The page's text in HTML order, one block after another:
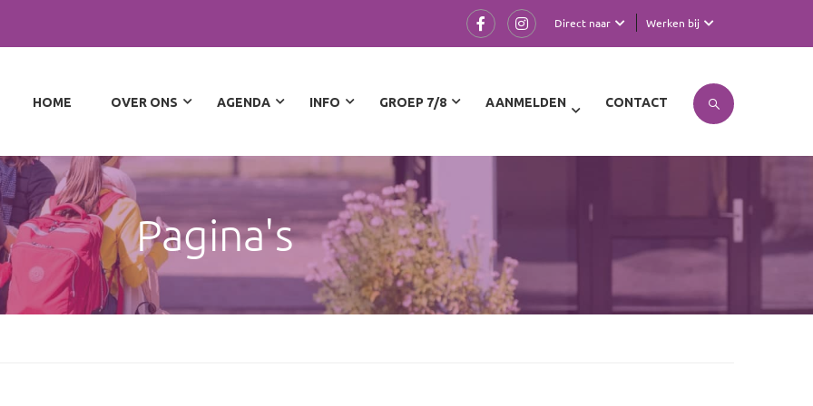
Werken bij
Direct naar
HOME OVER ONS AGENDA INFO GROEP 7/8 AANMELDEN CONTACT
Pagina's